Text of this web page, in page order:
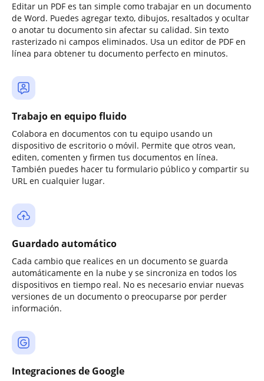
Editar un PDF es tan simple como trabajar en un documento
de Word. Puedes agregar texto, dibujos, resaltados y ocultar
o anotar tu documento sin afectar su calidad. Sin texto
rasterizado ni campos eliminados. Usa un editor de PDF en
línea para obtener tu documento perfecto en minutos.
Trabajo en equipo fluido
Colabora en documentos con tu equipo usando un
dispositivo de escritorio o móvil. Permite que otros vean,
editen, comenten y firmen tus documentos en línea.
También puedes hacer tu formulario público y compartir su
URL en cualquier lugar.
Guardado automático
Cada cambio que realices en un documento se guarda
automáticamente en la nube y se sincroniza en todos los
dispositivos en tiempo real. No es necesario enviar nuevas
versiones de un documento o preocuparse por perder
información.
Integraciones de Google